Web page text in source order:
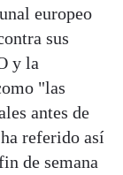
europeo
sus
y la
"las
antes de
referido así
de semana